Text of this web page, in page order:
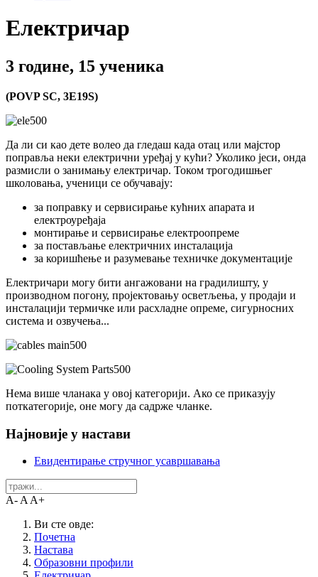
Електричар
3 године, 15 ученика
(POVP SC, 3E19S)
Да ли си као дете волео да гледаш када отац или мајстор
поправља неки електрични уређај у кући? Уколико јеси, онда
размисли о занимању електричар. Током трогодишњег
школовања, ученици се обучавају:
за поправку и сервисирање кућних апарата и
електроуређаја
монтирање и сервисирање електроопреме
за постављање електричних инсталација
за коришћење и разумевање техничке документације
Електричари могу бити ангажовани на градилишту, у
производном погону, пројектовању осветљења, у продаји и
инсталацији термичке или расхладне опреме, сигурносних
система и озвучења...
Нема више чланака у овој категорији. Ако се приказују
поткатегорије, оне могу да садрже чланке.
Најновије у настави
Евидентирање стручног усавршавања
A- A A+
Ви сте овде:
Почетна
Настава
Образовни профили